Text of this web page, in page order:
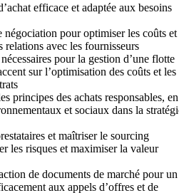
efficace et adaptée aux besoins
négociation pour optimiser les coûts et
avec les fournisseurs
pour la gestion d’une flotte
sur l’optimisation des coûts et les
principes des achats responsables, en
et sociaux dans la
et maîtriser le sourcing
les risques et maximiser la valeur
de documents de marché pour un
aux appels d’offres et de